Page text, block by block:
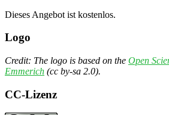
Dieses Angebot ist kostenlos.
Logo
Credit: The logo is based on the Open
Emmerich (cc by-sa 2.0).
CC-Lizenz